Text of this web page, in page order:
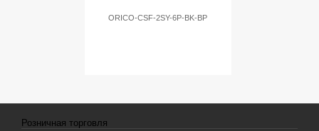
ORICO-CSF-2SY-6P-BK-BP
Розничная торговля